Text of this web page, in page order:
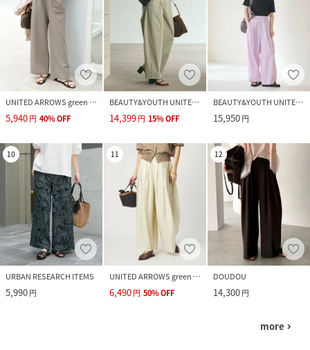
UNITED ARROWS green label relaxing
5,940円 40%OFF
BEAUTY&YOUTH UNITED ARROWS
14,399円 15%OFF
BEAUTY&YOUTH UNITED ARROWS
15,950円
10
URBAN RESEARCH ITEMS
5,990円
11
UNITED ARROWS green label relaxing
6,490円 50%OFF
12
DOUDOU
14,300円
more navigate_next